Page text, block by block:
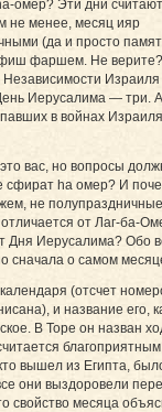
омер? Эти дни
не менее, месяц ияр
(да и просто
фиш фаршем. Не верите?
Иерусалима — три.
в войнах
вас, но вопросы
сфират hа омер? И
не
от Лаг-ба-
Дня Иерусалима? Обо
сначала о самом
(отсчет
и название его,
В Торе он назван
вышел из Египта,
они выздоровели
свойство месяца